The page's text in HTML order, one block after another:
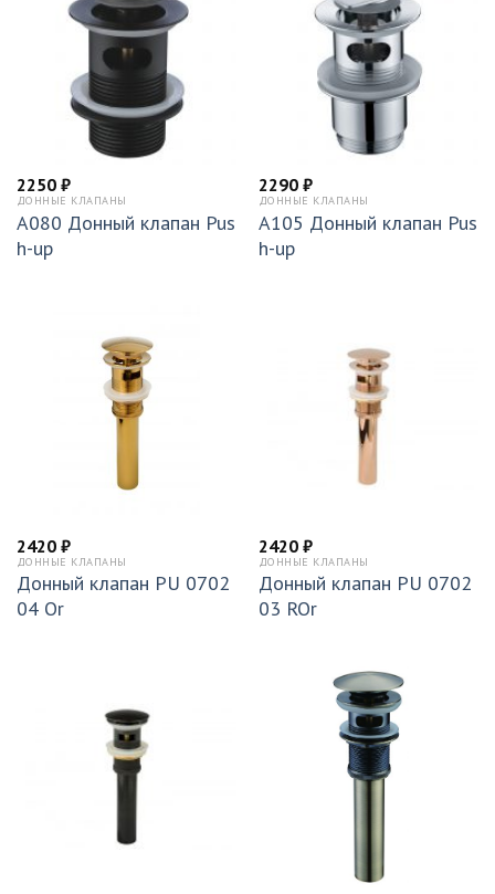
2250 ₽
ДОННЫЕ КЛАПАНЫ
A080 Донный клапан Pus
h-up
2290 ₽
ДОННЫЕ КЛАПАНЫ
A105 Донный клапан Pus
h-up
2420 ₽
ДОННЫЕ КЛАПАНЫ
Донный клапан PU 0702
04 Or
2420 ₽
ДОННЫЕ КЛАПАНЫ
Донный клапан PU 0702
03 ROr